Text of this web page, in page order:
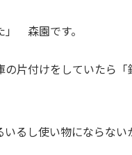
」 森園です。
の片付けをしていたら
るし使い物にならない